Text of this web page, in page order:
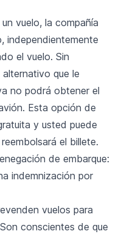
vuelo, la compañía
independientemente
el vuelo. Sin
que le
no podrá obtener el
Esta opción de
y usted puede
el billete.
de embarque:
indemnización por
vuelos para
conscientes de que